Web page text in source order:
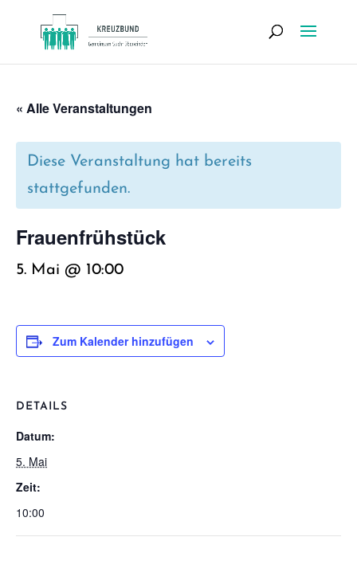
« Alle Veranstaltungen
Diese Veranstaltung hat bereits
stattgefunden.
Frau­en­früh­stück
5. Mai @ 10:00
Zum Kalender hinzufügen
DETAILS
Datum:
5. Mai
Zeit:
10:00